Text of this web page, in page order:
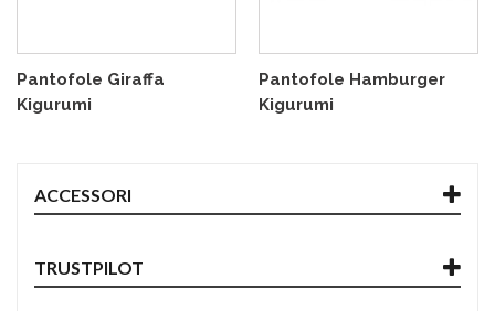
Pantofole Giraffa
Kigurumi
Pantofole Hamburger
Kigurumi
ACCESSORI
TRUSTPILOT